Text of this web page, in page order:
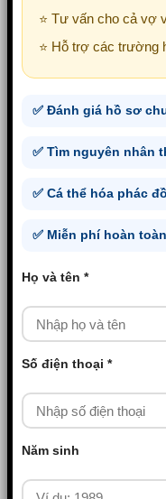
⭐ Tư vấn cho cả vợ
⭐ Hỗ trợ các trường
✅ Đánh giá hồ sơ
✅ Tìm nguyên nhân
✅ Cá thể hóa phác đồ
✅ Miễn phí hoàn toàn
Họ và tên *
Số điện thoại *
Năm sinh